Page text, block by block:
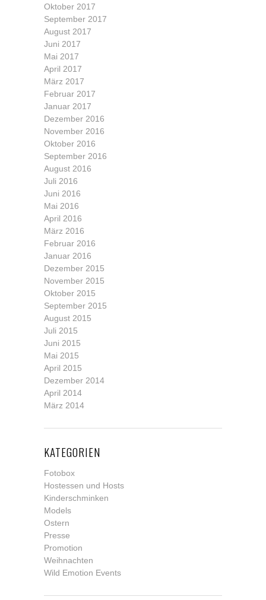
Oktober 2017
September 2017
August 2017
Juni 2017
Mai 2017
April 2017
März 2017
Februar 2017
Januar 2017
Dezember 2016
November 2016
Oktober 2016
September 2016
August 2016
Juli 2016
Juni 2016
Mai 2016
April 2016
März 2016
Februar 2016
Januar 2016
Dezember 2015
November 2015
Oktober 2015
September 2015
August 2015
Juli 2015
Juni 2015
Mai 2015
April 2015
Dezember 2014
April 2014
März 2014
KATEGORIEN
Fotobox
Hostessen und Hosts
Kinderschminken
Models
Ostern
Presse
Promotion
Weihnachten
Wild Emotion Events